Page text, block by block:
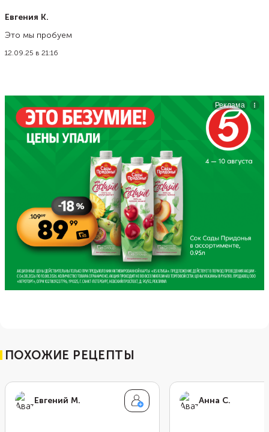
Евгения К.
Это мы пробуем
12.09.25 в 21:16
ПОХОЖИЕ РЕЦЕПТЫ
Евгений М. Анна С.